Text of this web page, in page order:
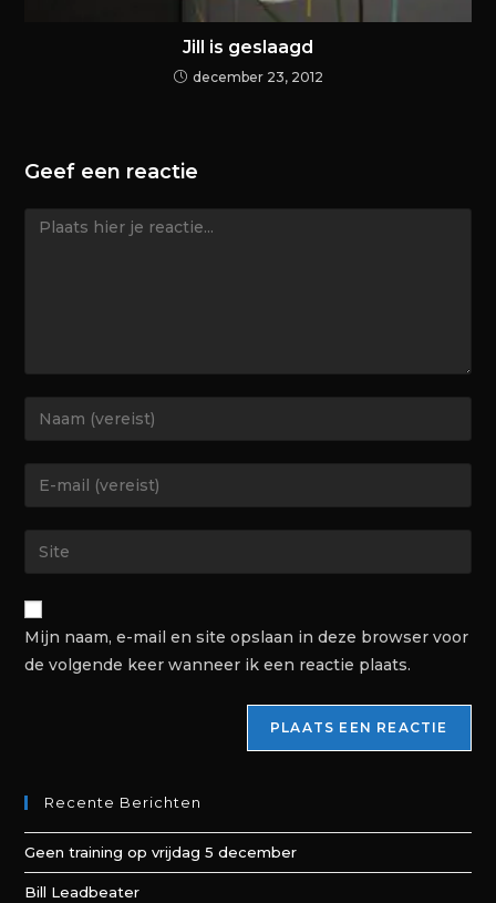
Jill is geslaagd
december 23, 2012
Geef een reactie
Mijn naam, e-mail en site opslaan in deze browser voor
de volgende keer wanneer ik een reactie plaats.
Recente Berichten
Geen training op vrijdag 5 december
Bill Leadbeater